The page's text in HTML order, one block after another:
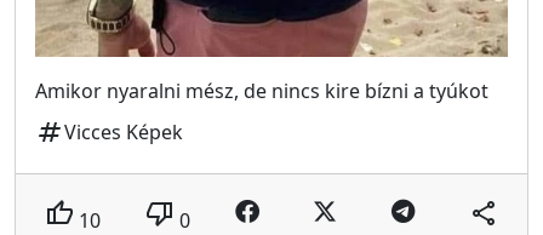
Amikor nyaralni mész, de nincs kire bízni a tyúkot
tagVicces Képek
thumb_up 10 thumb_down 0 share